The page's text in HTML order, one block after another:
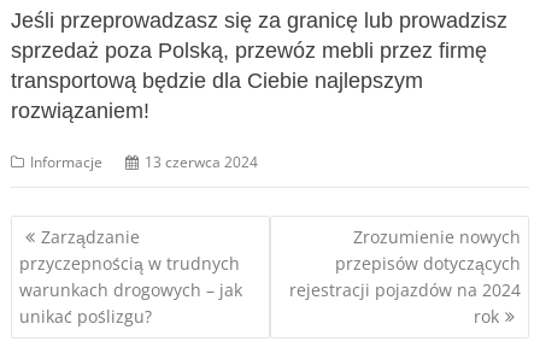
Jeśli przeprowadzasz się za granicę lub prowadzisz
sprzedaż poza Polską, przewóz mebli przez firmę
transportową będzie dla Ciebie najlepszym
rozwiązaniem!
Informacje 13 czerwca 2024
Nawigacja
wpisu
Zarządzanie
przyczepnością w trudnych
warunkach drogowych – jak
unikać poślizgu?
Zrozumienie nowych
przepisów dotyczących
rejestracji pojazdów na 2024
rok